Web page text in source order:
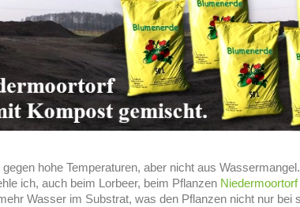
hohe Temperaturen, aber nicht aus
ich, auch beim Lorbeer, beim Pflanzen Niedermoortorf
Wasser im Substrat, was den Pflanzen nicht nur bei